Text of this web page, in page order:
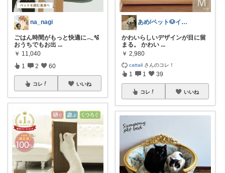
na_nagi
ごはん時間がもっと快適に𓂃🫧
おうちでもお出 ...
￥ 11,040
1 2 60
コレ いいね
あめ/ペット🐶インテリア🪑
かわいらしいデザインが目に留
まる。 かわい ...
￥ 2,980
cattail さんのコレ！
1 1 39
コレ いいね